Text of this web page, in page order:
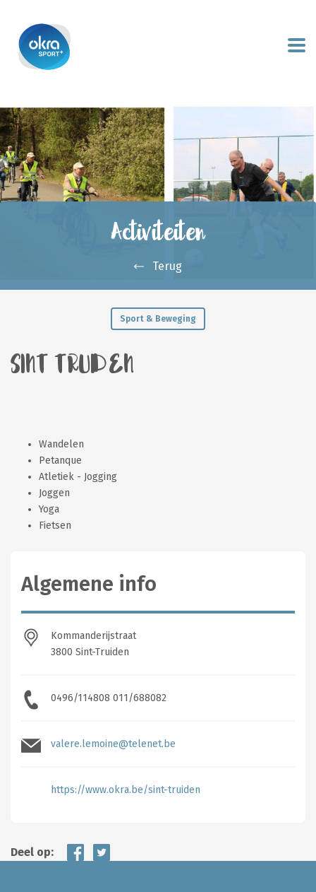
Activiteiten
Terug
Sport & Beweging
SINT TRUIDEN
Wandelen
Petanque
Atletiek - Jogging
Joggen
Yoga
Fietsen
Algemene info
Kommanderijstraat
3800 Sint-Truiden
0496/114808 011/688082
valere.lemoine@telenet.be
https://www.okra.be/sint-truiden
Deel op: